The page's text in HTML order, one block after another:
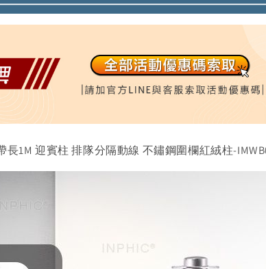
長1M 迎賓柱 排隊分隔動線 不鏽鋼圍欄紅絨柱-